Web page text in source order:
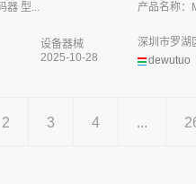
器 型...
设备器械
2025-10-28
产品名称：
dewutuo
深圳市罗湖
2 3 4 ...